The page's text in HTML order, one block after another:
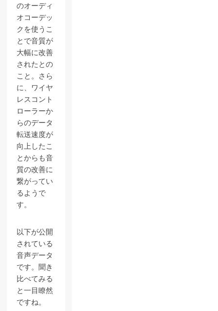
のオーディ
オコーデッ
クを使うこ
とで音質が
大幅に改善
されたとの
こと。さら
に、ワイヤ
レスコント
ローラーか
らのデータ
転送速度が
向上したこ
とからも音
質の改善に
繋がってい
るようで
す。
以下が公開
されている
音声データ
です。聞き
比べてみる
と一目瞭然
ですね。